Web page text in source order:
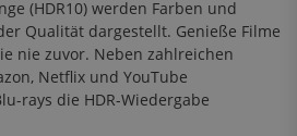
(HDR10) werden Farben und
Qualität dargestellt. Genieße Filme
nie zuvor. Neben zahlreichen
Netflix und YouTube
rays die HDR-Wiedergabe